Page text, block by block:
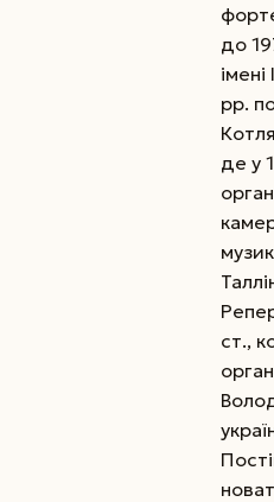
до
рр.
де у
ст.,